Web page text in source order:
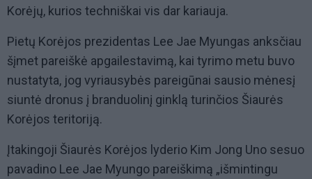
Korėjų, kurios techniškai vis dar kariauja.
Pietų Korėjos prezidentas Lee Jae Myungas anksčiau
šįmet pareiškė apgailestavimą, kai tyrimo metu buvo
nustatyta, jog vyriausybės pareigūnai sausio mėnesį
siuntė dronus į branduolinį ginklą turinčios Šiaurės
Korėjos teritoriją.
Įtakingoji Šiaurės Korėjos lyderio Kim Jong Uno sesuo
pavadino Lee Jae Myungo pareiškimą „išmintingu